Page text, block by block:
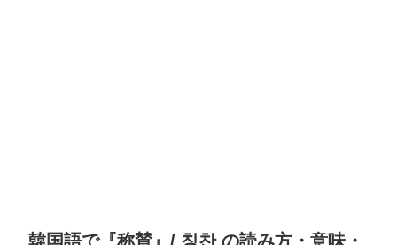
韓国語で『称賛』/ 칭찬 の読み方・意味・